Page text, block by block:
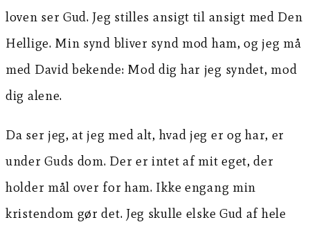
loven ser Gud. Jeg stilles ansigt til ansigt med Den
Hellige. Min synd bliver synd mod ham, og jeg må
med David bekende: Mod dig har jeg syndet, mod
dig alene.
Da ser jeg, at jeg med alt, hvad jeg er og har, er
under Guds dom. Der er intet af mit eget, der
holder mål over for ham. Ikke engang min
kristendom gør det. Jeg skulle elske Gud af hele